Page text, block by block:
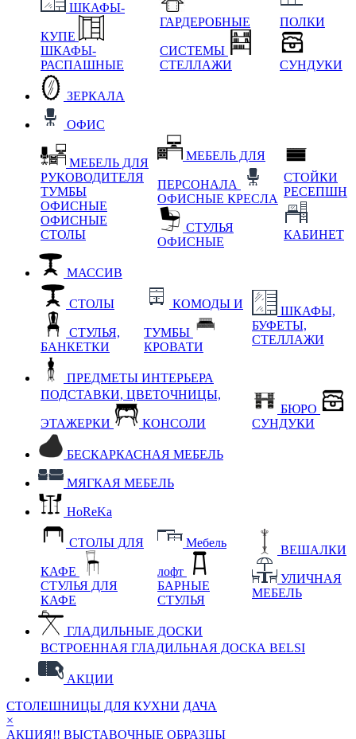
ШКАФЫ-
КУПЕ
ШКАФЫ-
РАСПАШНЫЕ
ГАРДЕРОБНЫЕ
СИСТЕМЫ
СТЕЛЛАЖИ
ПОЛКИ
СУНДУКИ
ЗЕРКАЛА
ОФИС
МЕБЕЛЬ ДЛЯ
РУКОВОДИТЕЛЯ
ТУМБЫ
ОФИСНЫЕ
ОФИСНЫЕ
СТОЛЫ
МЕБЕЛЬ ДЛЯ
ПЕРСОНАЛА
ОФИСНЫЕ КРЕСЛА
СТУЛЬЯ
ОФИСНЫЕ
СТОЙКИ
РЕСЕПШН
КАБИНЕТ
МАССИВ
СТОЛЫ
СТУЛЬЯ,
БАНКЕТКИ
КОМОДЫ И
ТУМБЫ
КРОВАТИ
ШКАФЫ,
БУФЕТЫ,
СТЕЛЛАЖИ
ПРЕДМЕТЫ ИНТЕРЬЕРА
ПОДСТАВКИ, ЦВЕТОЧНИЦЫ,
ЭТАЖЕРКИ КОНСОЛИ
БЮРО
СУНДУКИ
БЕСКАРКАСНАЯ МЕБЕЛЬ
МЯГКАЯ МЕБЕЛЬ
HoReKa
СТОЛЫ ДЛЯ
КАФЕ
СТУЛЬЯ ДЛЯ
КАФЕ
Мебель
лофт
БАРНЫЕ
СТУЛЬЯ
ВЕШАЛКИ
УЛИЧНАЯ
МЕБЕЛЬ
ГЛАДИЛЬНЫЕ ДОСКИ
ВСТРОЕННАЯ ГЛАДИЛЬНАЯ ДОСКА BELSI
АКЦИИ
СТОЛЕШНИЦЫ ДЛЯ КУХНИ ДАЧА
×
АКЦИЯ!! ВЫСТАВОЧНЫЕ ОБРАЗЦЫ